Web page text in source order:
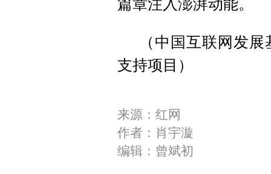
篇章注入澎湃动能。
（ 中国互联网发展
支持项目 ）
来源：红网
作者：肖宇漩
编辑：曾斌初